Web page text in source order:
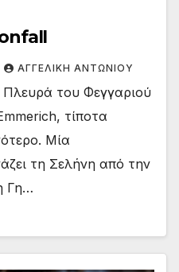
ΑΓΓΕΛΙΚΉ ΑΝΤΩΝΊΟΥ
του Φεγγαριού
τίποτα
Μία
τη Σελήνη από την
Γη…